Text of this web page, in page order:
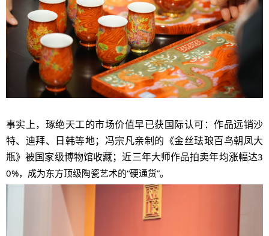
事实上，琢绝天工的市场价值早已获国际认可：作品远销沙
特、迪拜、日韩等地；冯宗凡亲制的《金丝珐琅百鸟朝凤大
瓶》被国家级博物馆收藏；近三年大师作品拍卖年均涨幅达3
0%，成为东方顶级陶瓷艺术的“硬通货”。